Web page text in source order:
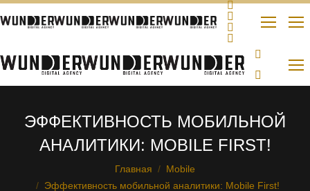
ЭФФЕКТИВНОСТЬ МОБИЛЬНОЙ
АНАЛИТИКИ: MOBILE FIRST!
Главная
Mobile
Эффективность мобильной аналитики: Mobile First!